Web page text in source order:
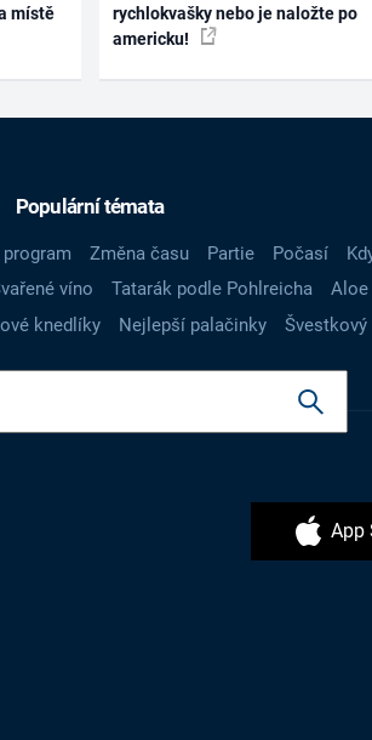
místě
rychlokvašky nebo je naložte po
americku!
Populární témata
Změna času Partie Počasí
víno Tatarák podle Pohlreicha Aloe
knedlíky Nejlepší palačinky
App